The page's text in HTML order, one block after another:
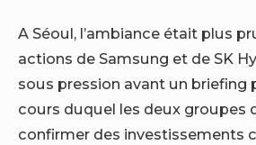
A Séoul, l’ambiance était plus
actions de Samsung et de SK
sous pression avant un briefing
cours duquel les deux groupes
confirmer des investissements